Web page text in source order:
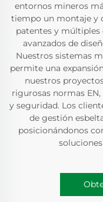
entornos mineros
tiempo un montaje y
patentes y múltiples
avanzados de
Nuestros sistemas
permite una
nuestros
rigurosas normas EN,
y seguridad. Los
de gestión
posicionándonos